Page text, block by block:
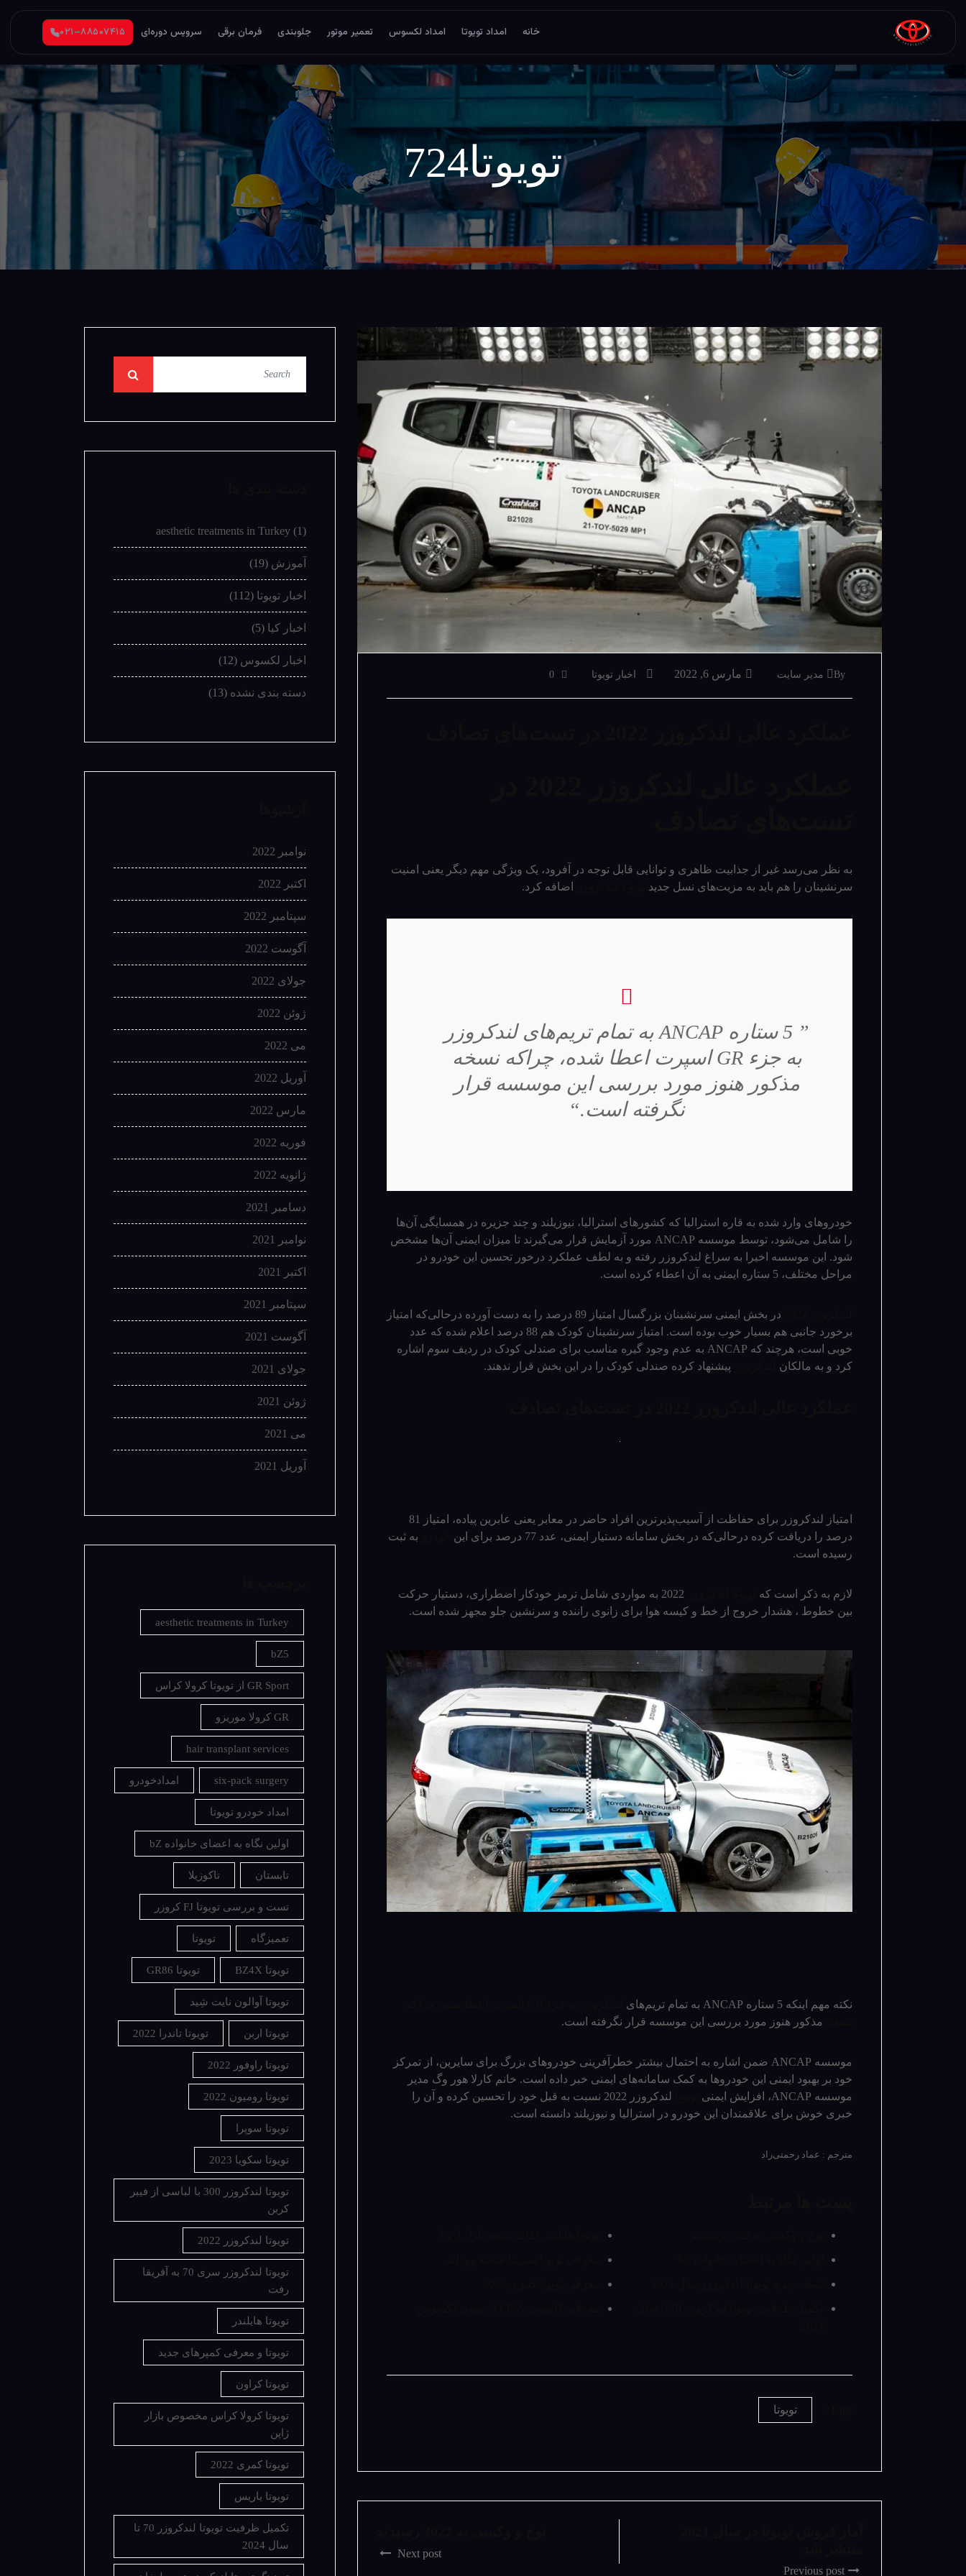
خانه امداد تویوتا امداد لکسوس تعمیر موتور جلوبندی فرمان برقی سرویس دوره‌ای ۰۲۱–۸۸۵۰۷۴۱۵
تویوتا724
By مدیر سایت مارس 6, 2022 اخبار تویوتا 0
به نظر می‌­رسد غیر از جذابیت ظاهری و توانایی قابل توجه در آفرود، یک ویژگی مهم دیگر یعنی امنیت
سرنشینان را هم باید به مزیت­‌های نسل جدید
اضافه کرد.
” 5 ستاره ANCAP به تمام تریم‌های لندکروزر
به جزء GR اسپرت اعطا شده، چراکه نسخه
مذکور هنوز مورد بررسی این موسسه قرار
نگرفته است.“
خودروهای وارد شده به قاره استرالیا که کشورهای استرالیا، نیوزیلند و چند جزیره در همسایگی آن‌ها
را شامل می­‌شود، توسط موسسه ANCAP مورد آزمایش قرار می‌­گیرند تا میزان ایمنی آن‌ها مشخص
شود. این موسسه اخیرا به سراغ لندکروزر رفته و به لطف عملکرد درخور تحسین این خودرو در
مراحل مختلف، 5 ستاره ایمنی به آن اعطاء کرده است.
در بخش ایمنی سرنشینان بزرگسال امتیاز 89 درصد را به دست آورده درحالی‌که امتیاز
برخورد جانبی هم بسیار خوب بوده است. امتیاز سرنشینان کودک هم 88 درصد اعلام شده که عدد
خوبی است، هرچند که ANCAP به عدم وجود گیره مناسب برای صندلی کودک در ردیف سوم اشاره
کرد و به مالکان
پیشنهاد کرده صندلی کودک را در این بخش قرار ندهند.
امتیاز لندکروزر برای حفاظت از آسیب‌­پذیرترین افراد حاضر در معابر یعنی عابرین پیاده، امتیاز 81
درصد را دریافت کرده درحالی‌که در بخش سامانه دستیار ایمنی، عدد 77 درصد برای این
به ثبت
رسیده است.
لازم به ذکر است که
2022 به مواردی شامل ترمز خودکار اضطراری، دستیار حرکت
بین خطوط ، هشدار خروج از خط و کیسه هوا برای زانوی راننده و سرنشین جلو مجهز شده است.
نکته مهم اینکه 5 ستاره ANCAP به تمام تریم­‌های
مذکور هنوز مورد بررسی این موسسه قرار نگرفته است.
موسسه ANCAP ضمن اشاره به احتمال بیشتر خطرآفرینی خودروهای بزرگ برای سایرین، از تمرکز
خود بر بهبود ایمنی این خودروها به کمک سامانه­‌های ایمنی خبر داده است. خانم کارلا هور وگ مدیر
موسسه ANCAP، افزایش ایمنی
لندکروزر 2022 نسبت به قبل خود را تحسین کرده و آن را
خبری خوش برای علاقمندان این خودرو در استرالیا و نیوزیلند دانسته است.
مترجم : عماد رحمتی‌راد
تویوتا
Previous post
Next post
aesthetic treatments in Turkey (1)
آموزش (19)
اخبار تویوتا (112)
اخبار کیا (5)
اخبار لکسوس (12)
دسته بندی نشده (13)
نوامبر 2022
اکتبر 2022
سپتامبر 2022
آگوست 2022
جولای 2022
ژوئن 2022
می 2022
آوریل 2022
مارس 2022
فوریه 2022
ژانویه 2022
دسامبر 2021
نوامبر 2021
اکتبر 2021
سپتامبر 2021
آگوست 2021
جولای 2021
ژوئن 2021
می 2021
آوریل 2021
aesthetic treatments in Turkey
bZ5
GR Sport از تویوتا کرولا کراس
GR کرولا موریزو
hair transplant services
six-pack surgery امدادخودرو
امداد خودرو تویوتا
اولین نگاه به اعضای خانواده bZ
تابستان تاکوزیلا
تست و بررسی تویوتا FJ کروزر
تعمیزگاه تویوتا
تویوتا BZ4X تویوتا GR86
تویوتا آوالون نایت شِید
تویوتا اربن تویوتا تاندرا 2022
تویوتا راوفور 2022
تویوتا رومیون 2022
تویوتا سوپرا
تویوتا سکویا 2023
تویوتا لندکروزر 300 با لباسی از فیبر
کربن
تویوتا لندکروزر 2022
تویوتا لندکروزر سری 70 به آفریقا
رفت
تویوتا هایلندر
تویوتا و معرفی کمپرهای جدید
تویوتا کراون
تویوتا کرولا کراس مخصوص بازار
ژاپن
تویوتا کمری 2022
تویوتا یاریس
تکمیل ظرفیت تویوتا لندکروزر 70 تا
سال 2024